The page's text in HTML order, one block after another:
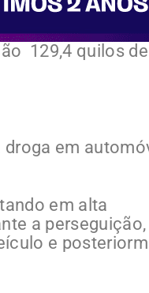
129,4 quilos de
em
em alta
a
e